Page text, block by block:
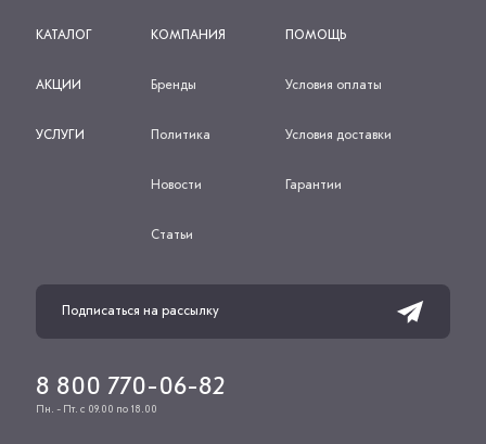
КАТАЛОГ
АКЦИИ
УСЛУГИ
КОМПАНИЯ
Бренды
Политика
Новости
Статьи
ПОМОЩЬ
Условия оплаты
Условия доставки
Гарантии
8 800 770-06-82
Пн. - Пт. с 09.00 по 18.00